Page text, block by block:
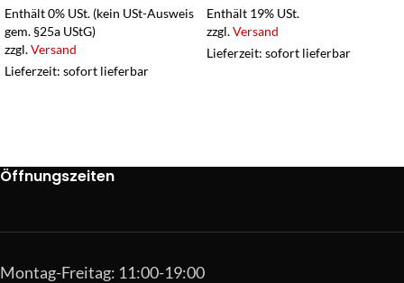
Enthält 0% USt. (kein USt-Ausweis
gem. §25a UStG)
zzgl.Versand
Lieferzeit: sofort lieferbar
Enthält 19% USt.
zzgl.Versand
Lieferzeit: sofort lieferbar
Öffnungszeiten
Montag-Freitag: 11:00-19:00